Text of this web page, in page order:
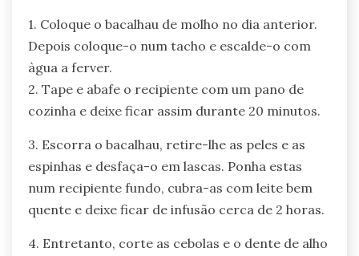
1. Coloque o bacalhau de molho no dia anterior.
Depois coloque-o num tacho e escalde-o com
àgua a ferver.
2. Tape e abafe o recipiente com um pano de
cozinha e deixe ficar assim durante 20 minutos.
3. Escorra o bacalhau, retire-lhe as peles e as
espinhas e desfaça-o em lascas. Ponha estas
num recipiente fundo, cubra-as com leite bem
quente e deixe ficar de infusão cerca de 2 horas.
4. Entretanto, corte as cebolas e o dente de alho